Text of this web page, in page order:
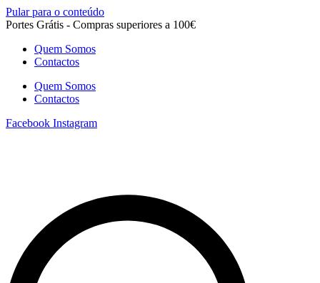
Pular para o conteúdo
Portes Grátis - Compras superiores a 100€
Quem Somos
Contactos
Quem Somos
Contactos
Facebook Instagram